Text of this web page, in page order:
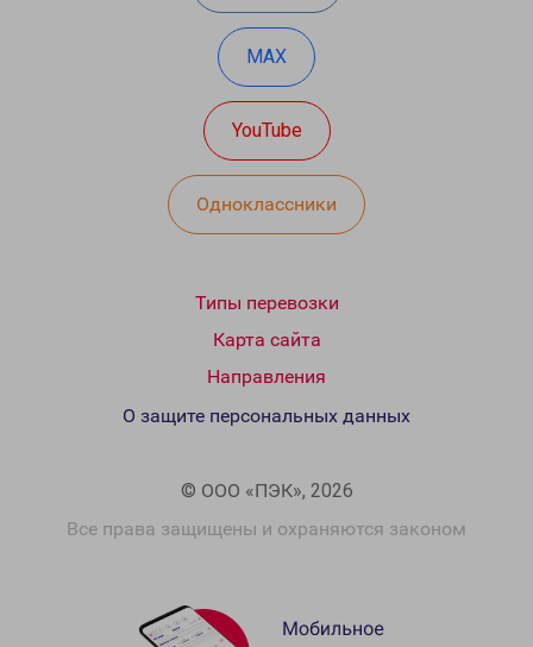
MAX
YouTube
Одноклассники
Типы перевозки
Карта сайта
Направления
© ООО «ПЭК», 2026
Все права защищены и охраняются законом
О защите персональных данных